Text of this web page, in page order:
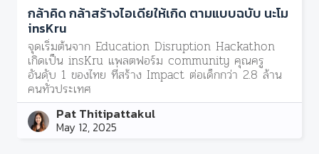
กล้าคิด กล้าสร้างไอเดียให้เกิด ตามแบบฉบับ นะโม
insKru
จุดเริ่มต้นจาก Education Disruption Hackathon
เกิดเป็น insKru แพลตฟอร์ม community คุณครู
อันดับ 1 ของไทย ที่สร้าง Impact ต่อเด็กกว่า 2.8 ล้าน
คนทั่วประเทศ
Pat Thitipattakul
May 12, 2025